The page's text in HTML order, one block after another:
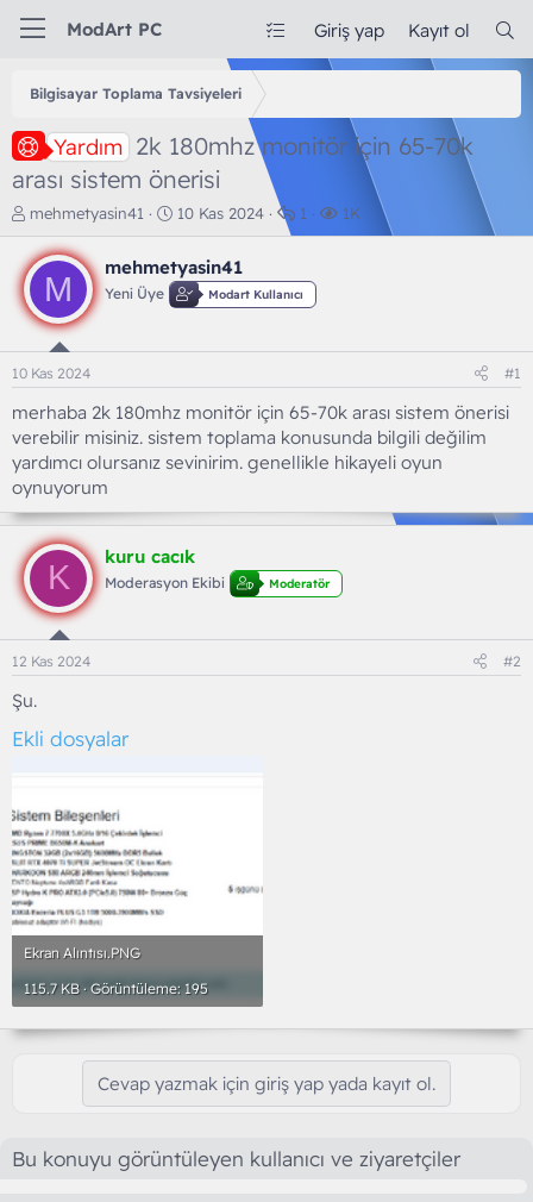
ModArt PC Giriş yap Kayıt ol
Bilgisayar Toplama Tavsiyeleri
Yardım 2k 180mhz monitör için 65-70k
arası sistem önerisi
K
o
n
b
u
y
a
a
t
a
n
mehmetyasin41
B
a
a
ç
r
i
i
10 Kas 2024
C
e
p
1
G
ö
e
1K
M
mehmetyasin41
Yeni Üye Modart Kullanıcı
10 Kas 2024 #1
merhaba 2k 180mhz monitör için 65-70k arası sistem önerisi
verebilir misiniz. sistem toplama konusunda bilgili değilim
yardımcı olursanız sevinirim. genellikle hikayeli oyun
oynuyorum
K
kuru cacık
Moderasyon Ekibi Moderatör
12 Kas 2024 #2
Şu.
Ekli dosyalar
Ekran Alıntısı.PNG
115.7 KB · Görüntüleme: 195
Cevap yazmak için giriş yap yada kayıt ol.
Bu konuyu görüntüleyen kullanıcı ve ziyaretçiler